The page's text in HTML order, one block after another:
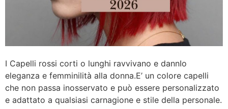
I Capelli rossi corti o lunghi ravvivano e dannIo
eleganza e femminilità alla donna.E’ un colore capelli
che non passa inosservato e può essere personalizzato
e adattato a qualsiasi carnagione e stile della personale.